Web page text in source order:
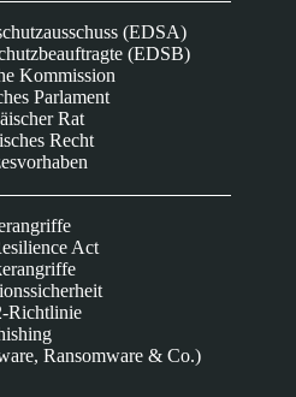
(EDSA)
(EDSB)
Kommission
Parlament
Rat
Recht
Act
Richtlinie
Ransomware & Co.)